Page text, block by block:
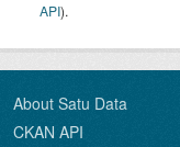
API).
About Satu Data
CKAN API